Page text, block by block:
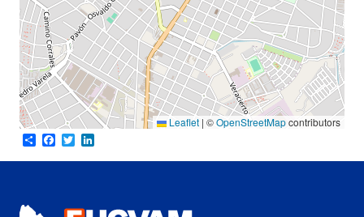
Leaflet | ©OpenStreetMapcontributors
ShareFacebook
Twitter